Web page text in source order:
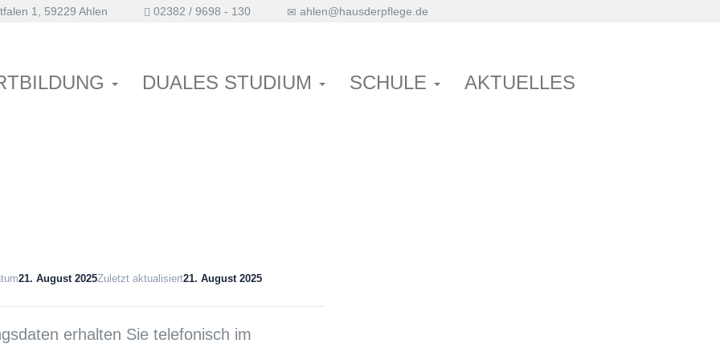
1, 59229 Ahlen 02382 / 9698 - 130 ahlen@hausderpflege.de
DUALES STUDIUM SCHULE
AKTUELLES
21. August 2025Zuletzt aktualisiert21. August 2025
erhalten Sie telefonisch im